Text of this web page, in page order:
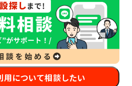
用について相談したい